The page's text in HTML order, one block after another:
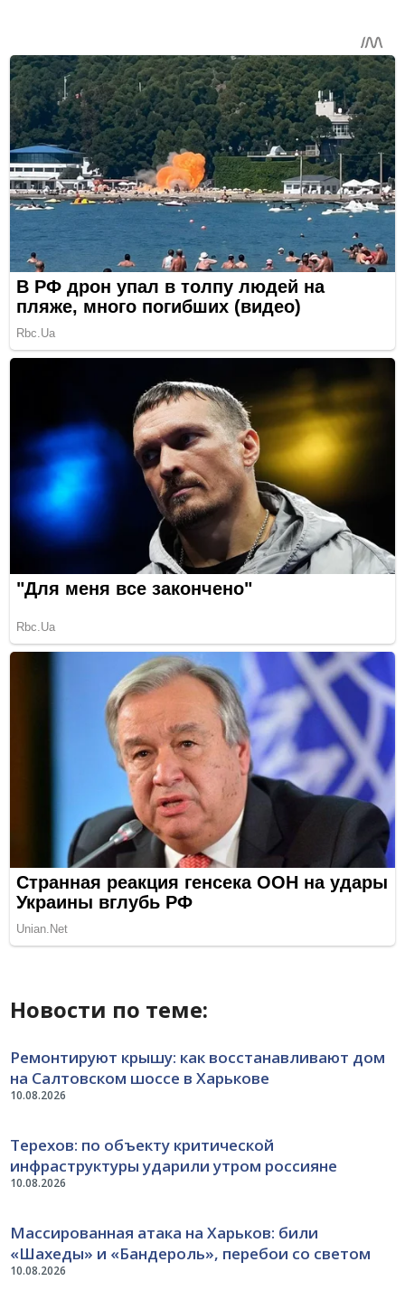
Новости по теме:
10.08.2026
Ремонтируют крышу: как восстанавливают дом
на Салтовском шоссе в Харькове
10.08.2026
Терехов: по объекту критической
инфраструктуры ударили утром россияне
10.08.2026
Массированная атака на Харьков: били
«Шахеды» и «Бандероль», перебои со светом